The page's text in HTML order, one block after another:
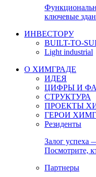
ключевые
ИНВЕСТОРУ
BUILT-TO-
Light industrial
О ХИМГРАДЕ
ИДЕЯ
ЦИФРЫ И
СТРУКТУРА
ПРОЕКТЫ
ГЕРОИ
Резиденты
Залог успеха
Посмотрите,
Партнеры